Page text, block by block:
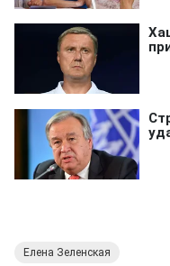
Елена Зеленская